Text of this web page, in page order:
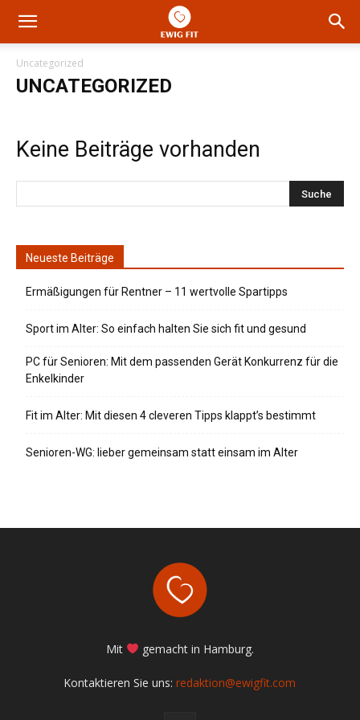
Uncategorized
UNCATEGORIZED
Keine Beiträge vorhanden
Neueste Beiträge
Ermäßigungen für Rentner – 11 wertvolle Spartipps
Sport im Alter: So einfach halten Sie sich fit und gesund
PC für Senioren: Mit dem passenden Gerät Konkurrenz für die
Enkelkinder
Fit im Alter: Mit diesen 4 cleveren Tipps klappt’s bestimmt
Senioren-WG: lieber gemeinsam statt einsam im Alter
Mit gemacht in Hamburg.
Kontaktieren Sie uns:redaktion@ewigfit.com